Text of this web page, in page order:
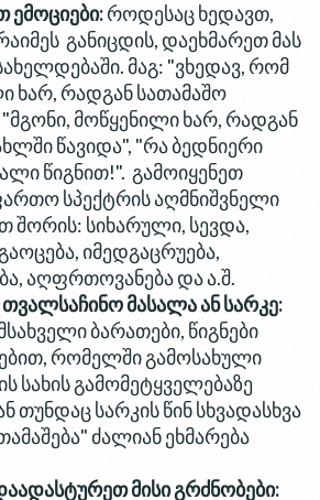
ემოციები:როდესაც ხედავთ,
განიცდის, დაეხმარეთ მას
მაგ: "ვხედავ, რომ
ხარ, რადგან სათამაშო
"მგონი, მოწყენილი ხარ, რადგან
წავიდა", "რა ბედნიერი
წიგნით!". გამოიყენეთ
სპექტრის აღმნიშვნელი
შორის: სიხარული, სევდა,
იმედგაცრუება,
აღფრთოვანება და ა.შ.
მასალა ან სარკე:
ბარათები, წიგნები
რომელში გამოსახული
სახის გამომეტყველებაზე
თუნდაც სარკის წინ სხვადასხვა
ძალიან ეხმარება
მისი გრძნობები: